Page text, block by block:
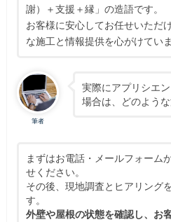
謝）＋支援＋縁」の造語です。
お客様に安心してお任せいただ
な施工と情報提供を心がけていま
筆者
実際にアプリシエ
場合は、どのよう
まずはお電話・メールフォーム
せください。
その後、現地調査とヒアリング
す。
外壁や屋根の状態を確認し、お